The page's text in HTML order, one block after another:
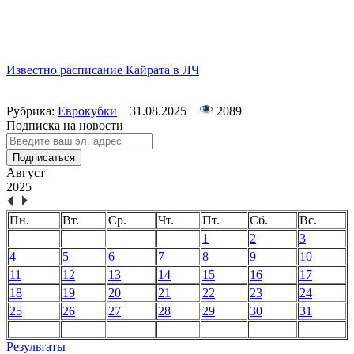
Известно расписание Кайрата в ЛЧ
Рубрика: Еврокубки 31.08.2025
2089
Подписка на новости
Подписаться
Август
2025
Пн. Вт. Ср. Чт. Пт. Сб.
Вс.
1
2
3
4
5 6 7 8 9
10
11
12 13 14 15 16
17
18
19 20 21 22 23
24
25
26 27 28 29 30 31
Результаты